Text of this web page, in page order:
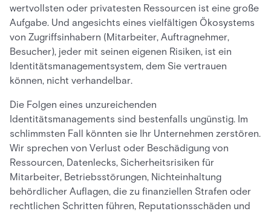
wertvollsten oder privatesten Ressourcen ist eine große
Aufgabe. Und angesichts eines vielfältigen Ökosystems
von Zugriffsinhabern (Mitarbeiter, Auftragnehmer,
Besucher), jeder mit seinen eigenen Risiken, ist ein
Identitätsmanagementsystem, dem Sie vertrauen
können, nicht verhandelbar.
Die Folgen eines unzureichenden
Identitätsmanagements sind bestenfalls ungünstig. Im
schlimmsten Fall könnten sie Ihr Unternehmen zerstören.
Wir sprechen von Verlust oder Beschädigung von
Ressourcen, Datenlecks, Sicherheitsrisiken für
Mitarbeiter, Betriebsstörungen, Nichteinhaltung
behördlicher Auflagen, die zu finanziellen Strafen oder
rechtlichen Schritten führen, Reputationsschäden und